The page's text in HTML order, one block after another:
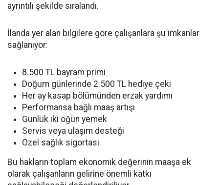
ayrıntılı şekilde sıralandı.
İlanda yer alan bilgilere göre çalışanlara şu imkanlar
sağlanıyor:
8.500 TL bayram primi
Doğum günlerinde 2.500 TL hediye çeki
Her ay kasap bölümünden erzak yardımı
Performansa bağlı maaş artışı
Günlük iki öğün yemek
Servis veya ulaşım desteği
Özel sağlık sigortası
Bu hakların toplam ekonomik değerinin maaşa ek
olarak çalışanların gelirine önemli katkı